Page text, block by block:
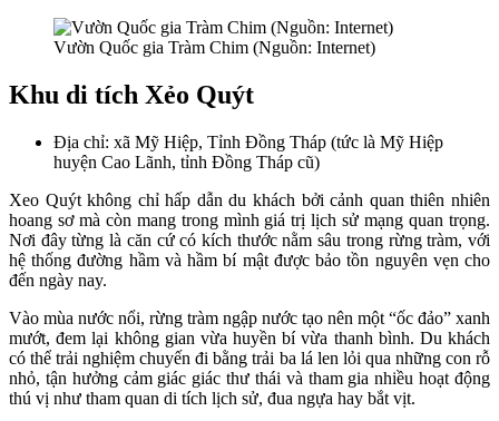
Vườn Quốc gia Tràm Chim (Nguồn: Internet)
Khu di tích Xẻo Quýt
Địa chỉ: xã Mỹ Hiệp, Tỉnh Đồng Tháp (tức là Mỹ Hiệp
huyện Cao Lãnh, tỉnh Đồng Tháp cũ)
Xeo Quýt không chỉ hấp dẫn du khách bởi cảnh quan thiên nhiên
hoang sơ mà còn mang trong mình giá trị lịch sử mạng quan trọng.
Nơi đây từng là căn cứ có kích thước nằm sâu trong rừng tràm, với
hệ thống đường hầm và hầm bí mật được bảo tồn nguyên vẹn cho
đến ngày nay.
Vào mùa nước nổi, rừng tràm ngập nước tạo nên một “ốc đảo” xanh
mướt, đem lại không gian vừa huyền bí vừa thanh bình. Du khách
có thể trải nghiệm chuyến đi bằng trải ba lá len lỏi qua những con rỗ
nhỏ, tận hưởng cảm giác giác thư thái và tham gia nhiều hoạt động
thú vị như tham quan di tích lịch sử, đua ngựa hay bắt vịt.